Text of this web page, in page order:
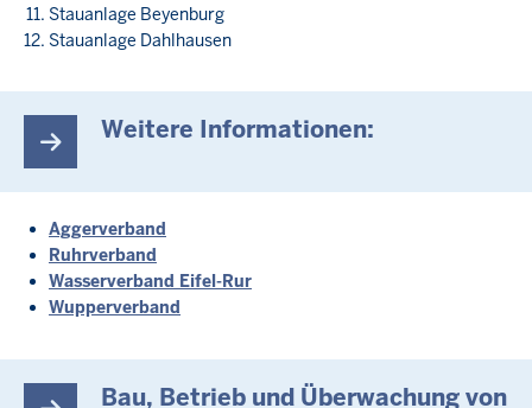
Stauanlage Beyenburg
Stauanlage Dahlhausen
Weitere Informationen:
Aggerverband
Ruhrverband
Wasserverband Eifel-Rur
Wupperverband
Bau, Betrieb und Überwachung von